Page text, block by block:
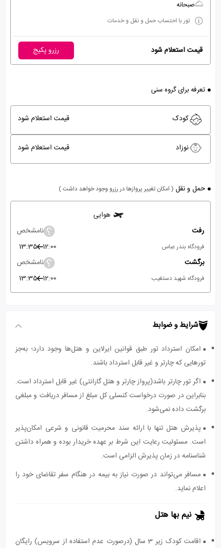
صبحانه
تور با احتساب حمل و نقل و خدمات
قیمت استعلام شود رزرو پکیج
تعرفه برای گروه سنی
کودک قیمت استعلام شود
نوزاد قیمت استعلام شود
حمل و نقل ( امکان تغییر پروازها در رزرو وجود خواهد داشت )
هوایی
رفت
نامشخص
فرودگاه بندر عباس 12:00
13:35
برگشت
نامشخص
فرودگاه شهید دستغیب 12:00
13:35
شرایط و ضوابط
امکان استرداد تور طبق قوانین ایرلاین و هتل‌ها وجود دارد؛ به‌جز
تورهایی که چارتر و غیر قابل استرداد باشند.
اگر تور چارتر باشد(پرواز چارتر و هتل گارانتی) غیر قابل استرداد است.
بنابراین در صورت درخواست کنسلی کل مبلغ از مسافر دریافت و مبلغی
برگشت داده نمی‌شود.
پذیرش هتل تنها با ارائه سند محرمیت قانونی و شرعی امکان‌پذیر
است. مسئولیت رعایت این شرط بر عهده خریدار بوده و همراه داشتن
شناسنامه در زمان پذیرش الزامی است.
مسافر می‌تواند در صورت نیاز به بیمه در هنگام سفر تقاضای خود را
اعلام نماید.
نیم بها هتل
اقامت کودک زیر 3 سال (درصورت عدم استفاده از سرویس) رایگان